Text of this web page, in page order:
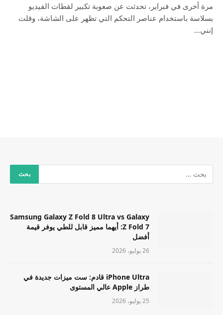
مرة أخرى في فبراير، تحدثت عن صعوبة تكبير لقطات الفيديو
بسلاسة باستخدام عناصر التحكم التي تظهر على الشاشة، وقلت
إنني…
Samsung Galaxy Z Fold 8 Ultra vs Galaxy
Z Fold 7: أيهما مميز قابل للطي يوفر قيمة
أفضل
26 يوليو، 2026
iPhone Ultra قادم: ست ميزات جديدة في
طراز Apple عالي المستوى
25 يوليو، 2026